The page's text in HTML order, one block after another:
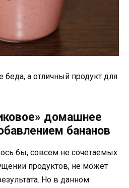
а отличный продукт для
домашнее
бананов
бы, совсем не сочетаемых
продуктов, не может
Но в данном